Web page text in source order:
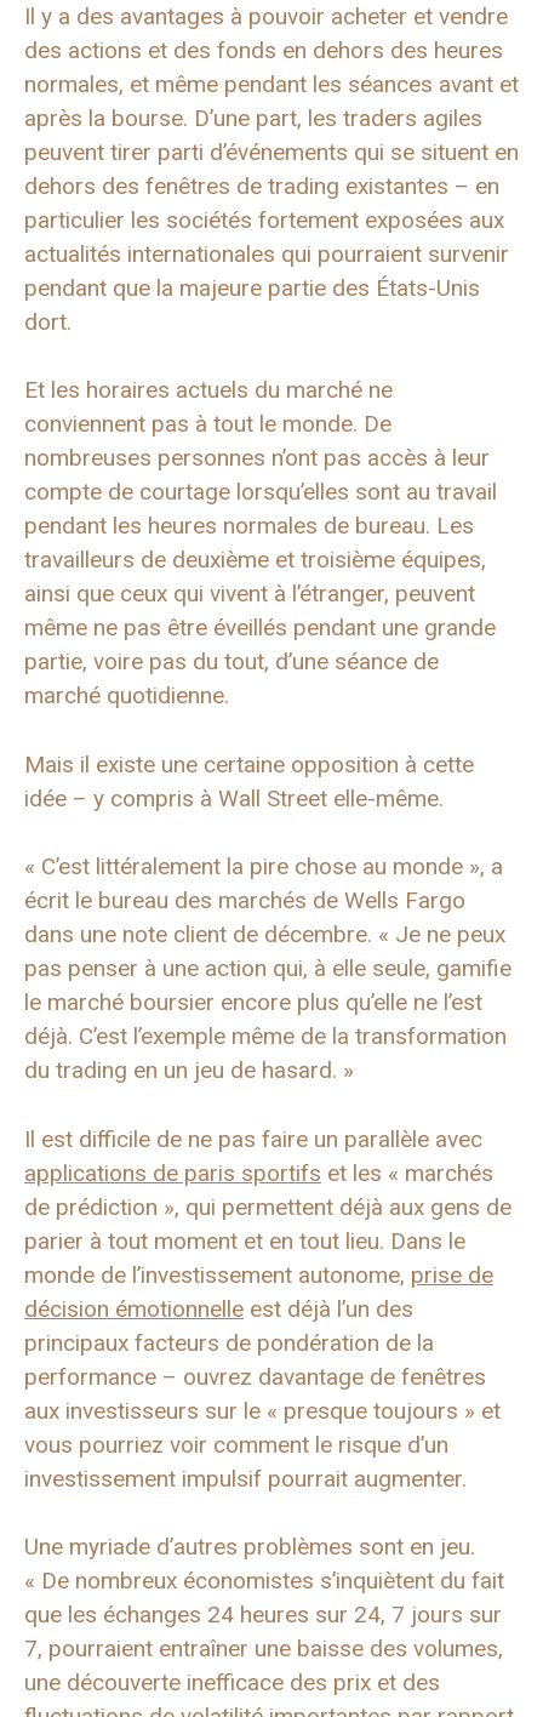
Il y a des avantages à pouvoir acheter et vendre
des actions et des fonds en dehors des heures
normales, et même pendant les séances avant et
après la bourse. D’une part, les traders agiles
peuvent tirer parti d’événements qui se situent en
dehors des fenêtres de trading existantes – en
particulier les sociétés fortement exposées aux
actualités internationales qui pourraient survenir
pendant que la majeure partie des États-Unis
dort.
Et les horaires actuels du marché ne
conviennent pas à tout le monde. De
nombreuses personnes n’ont pas accès à leur
compte de courtage lorsqu’elles sont au travail
pendant les heures normales de bureau. Les
travailleurs de deuxième et troisième équipes,
ainsi que ceux qui vivent à l’étranger, peuvent
même ne pas être éveillés pendant une grande
partie, voire pas du tout, d’une séance de
marché quotidienne.
Mais il existe une certaine opposition à cette
idée – y compris à Wall Street elle-même.
« C’est littéralement la pire chose au monde », a
écrit le bureau des marchés de Wells Fargo
dans une note client de décembre. « Je ne peux
pas penser à une action qui, à elle seule, gamifie
le marché boursier encore plus qu’elle ne l’est
déjà. C’est l’exemple même de la transformation
du trading en un jeu de hasard. »
Il est difficile de ne pas faire un parallèle avec
applications de paris sportifs et les « marchés
de prédiction », qui permettent déjà aux gens de
parier à tout moment et en tout lieu. Dans le
monde de l’investissement autonome, prise de
décision émotionnelle est déjà l’un des
principaux facteurs de pondération de la
performance – ouvrez davantage de fenêtres
aux investisseurs sur le « presque toujours » et
vous pourriez voir comment le risque d’un
investissement impulsif pourrait augmenter.
Une myriade d’autres problèmes sont en jeu.
« De nombreux économistes s’inquiètent du fait
que les échanges 24 heures sur 24, 7 jours sur
7, pourraient entraîner une baisse des volumes,
une découverte inefficace des prix et des